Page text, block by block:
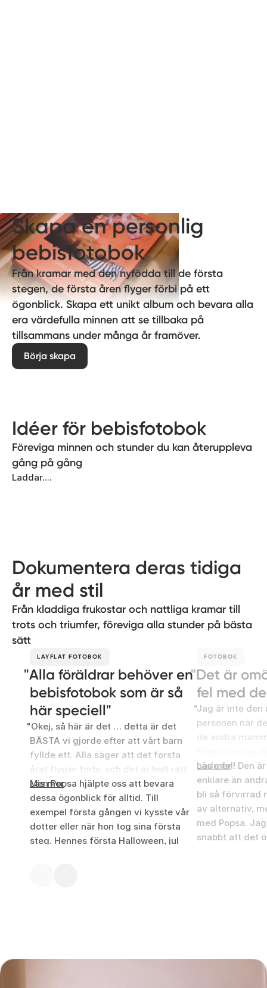
Skapa en personlig
bebisfotobok
Från kramar med den nyfödda till de första
stegen, de första åren flyger förbi på ett
ögonblick. Skapa ett unikt album och bevara alla
era värdefulla minnen att se tillbaka på
tillsammans under många år framöver.
Börja skapa
Idéer för bebisfotobok
Föreviga minnen och stunder du kan återuppleva
gång på gång
Laddar....
Dokumentera deras tidiga
år med stil
Från kladdiga frukostar och nattliga kramar till
trots och triumfer, föreviga alla stunder på bästa
sätt
LAYFLAT FOTOBOK
Alla föräldrar behöver en
bebisfotobok som är så
här speciell
Okej, så här är det … detta är det
BÄSTA vi gjorde efter att vårt barn
fyllde ett. Alla säger att det första
året flyger förbi, och det är helt rätt.
Men Popsa hjälpte oss att bevara
dessa ögonblick för alltid. Till
exempel första gången vi kysste vår
dotter eller när hon tog sina första
steg. Hennes första Halloween, jul
Läs mer
FOTOBOK
Det är
fel med
Jag är inte den
personen när
de andra
hade fel! Den
enklare än
bli så förvirrad
av alternativ,
med Popsa.
snabbt att det
Läs mer